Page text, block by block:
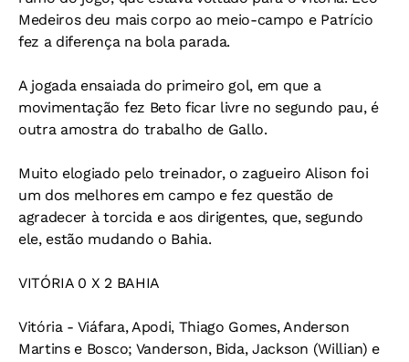
Medeiros deu mais corpo ao meio-campo e Patrício
fez a diferença na bola parada.
A jogada ensaiada do primeiro gol, em que a
movimentação fez Beto ficar livre no segundo pau, é
outra amostra do trabalho de Gallo.
Muito elogiado pelo treinador, o zagueiro Alison foi
um dos melhores em campo e fez questão de
agradecer à torcida e aos dirigentes, que, segundo
ele, estão mudando o Bahia.
VITÓRIA 0 X 2 BAHIA
Vitória - Viáfara, Apodi, Thiago Gomes, Anderson
Martins e Bosco; Vanderson, Bida, Jackson (Willian) e